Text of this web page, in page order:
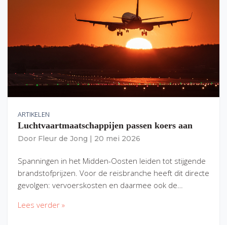
ARTIKELEN
Luchtvaartmaatschappijen passen koers aan
Door Fleur de Jong 20 mei 2026
Spanningen in het Midden-Oosten leiden tot stijgende
brandstofprijzen. Voor de reisbranche heeft dit directe
gevolgen: vervoerskosten en daarmee ook de…
Lees verder »